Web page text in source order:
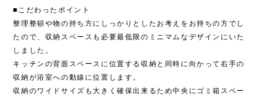
■こだわったポイント
整理整頓や物の持ち方にしっかりとしたお考えをお持ちの方でし
たので、収納スペースも必要最低限のミニマムなデザインにいた
しました。
キッチンの背面スペースに位置する収納と同時に向かって右手の
収納が浴室への動線に位置します。
収納のワイドサイズも大きく確保出来るため中央にゴミ箱スペー